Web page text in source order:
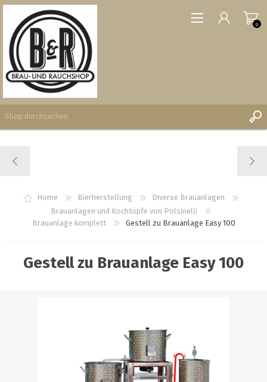
WUNSCHLISTE
0
Home Bierherstellung
Diverse Brauanlagen
Brauanlagen und Kochtöpfe von Polsinelli
Brauanlage komplett
Gestell zu Brauanlage Easy 100
Gestell zu Brauanlage Easy 100